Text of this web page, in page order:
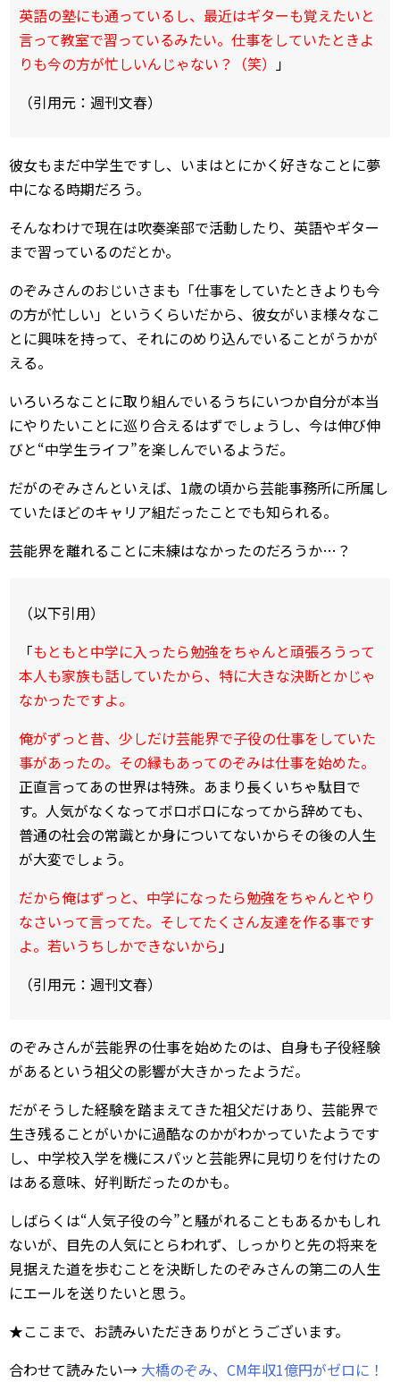
英語の塾にも通っているし、最近はギターも覚えたいと
言って教室で習っているみたい。仕事をしていたときよ
りも今の方が忙しいんじゃない？（笑） 」
（引用元：週刊文春）
彼女もまだ中学生ですし、いまはとにかく好きなことに夢
中になる時期だろう。
そんなわけで現在は吹奏楽部で活動したり、英語やギター
まで習っているのだとか。
のぞみさんのおじいさまも「仕事をしていたときよりも今
の方が忙しい」というくらいだから、彼女がいま様々なこ
とに興味を持って、それにのめり込んでいることがうかが
える。
いろいろなことに取り組んでいるうちにいつか自分が本当
にやりたいことに巡り合えるはずでしょうし、今は伸び伸
びと“中学生ライフ”を楽しんでいるようだ。
だがのぞみさんといえば、1歳の頃から芸能事務所に所属し
ていたほどのキャリア組だったことでも知られる。
芸能界を離れることに未練はなかったのだろうか…？
（以下引用）
「もともと中学に入ったら勉強をちゃんと頑張ろうって
本人も家族も話していたから、特に大きな決断とかじゃ
なかったですよ。
俺がずっと昔、少しだけ芸能界で子役の仕事をしていた
事があったの。その縁もあってのぞみは仕事を始めた。
正直言ってあの世界は特殊。あまり長くいちゃ駄目で
す。人気がなくなってボロボロになってから辞めても、
普通の社会の常識とか身についてないからその後の人生
が大変でしょう。
だから俺はずっと、中学になったら勉強をちゃんとやり
なさいって言ってた。そしてたくさん友達を作る事です
よ。若いうちしかできないから」
（引用元：週刊文春）
のぞみさんが芸能界の仕事を始めたのは、自身も子役経験
があるという祖父の影響が大きかったようだ。
だがそうした経験を踏まえてきた祖父だけあり、芸能界で
生き残ることがいかに過酷なのかがわかっていたようです
し、中学校入学を機にスパッと芸能界に見切りを付けたの
はある意味、好判断だったのかも。
しばらくは“人気子役の今”と騒がれることもあるかもしれ
ないが、目先の人気にとらわれず、しっかりと先の将来を
見据えた道を歩むことを決断したのぞみさんの第二の人生
にエールを送りたいと思う。
★ここまで、お読みいただきありがとうございます。
合わせて読みたい→ 大橋のぞみ、CM年収1億円がゼロに！